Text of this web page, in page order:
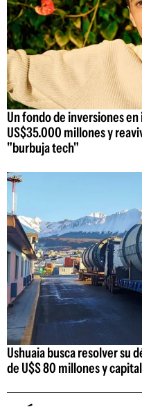
Un fondo de inversiones
US$35.000 millones y
"burbuja tech"
Ushuaia busca resolver su
de U$S 80 millones y